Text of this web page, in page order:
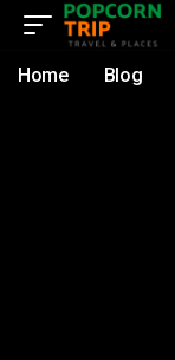
Home Blog